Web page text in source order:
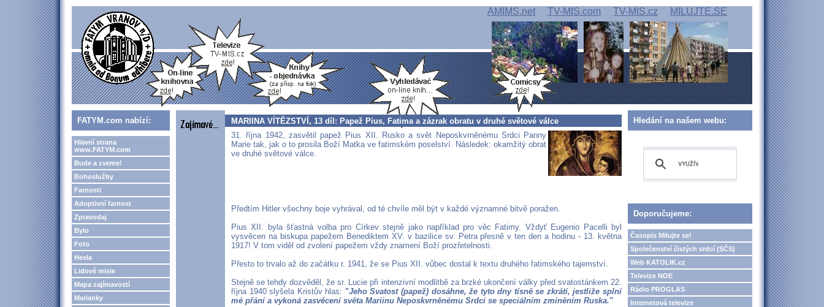
AMIMS.net TV-MIS.com TV-MIS.cz MILUJTE.SE
FATYM.com nabízí:
Hlavní strana
www.FATYM.com
Bude a zveme!
Bohoslužby
Farnosti
Adoptivní farnost
Zpravodaj
Bylo
Foto
Hesla
Lidové misie
Mapa zajímavostí
Marianky
MARIINA VÍTĚZSTVÍ, 13 díl: Papež Pius, Fatima a zázrak obratu v druhé světové válce
31. října 1942, zasvětil papež Pius XII. Rusko a svět Neposkvrněnému Srdci Panny
Marie tak, jak o to prosila Boží Matka ve fatimském poselství. Následek: okamžitý obrat
ve druhé světové válce.
Předtím Hitler všechny boje vyhrával, od té chvíle měl být v každé významné bitvě poražen.
Pius XII. byla šťastná volba pro Církev stejně jako například pro věc Fatimy. Vždyť Eugenio Pacelli byl
vysvěcen na biskupa papežem Benediktem XV. v bazilice sv. Petra přesně v ten den a hodinu - 13. května
1917! V tom viděl od zvolení papežem vždy znamení Boží prozřetelnosti.
Přesto to trvalo až do začátku r. 1941, že se Pius XII. vůbec dostal k textu druhého fatimského tajemství.
Stejně se tehdy dozvěděl, že sr. Lucie při intenzivní modlitbě za brzké ukončení války před svatostánkem 22.
října 1940 slyšela Kristův hlas: "Jeho Svatost (papež) dosáhne, že tyto dny tísně se zkrátí, jestliže splní
mé přání a vykoná zasvěcení světa Mariinu Neposkvrněnému Srdci se speciálním zmíněním Ruska."
Hledání na našem webu:
Doporučujeme:
Časopis Milujte se!
Společenství čistých srdcí (SČS)
Web KATOLIK.cz
Televize NOE
Rádio PROGLAS
Internetová televize